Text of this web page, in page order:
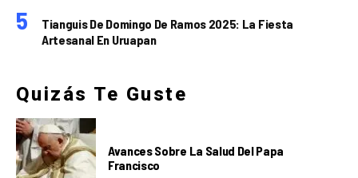
Tianguis De Domingo De Ramos 2025: La Fiesta
Artesanal En Uruapan
Quizás Te Guste
Avances Sobre La Salud Del Papa
Francisco